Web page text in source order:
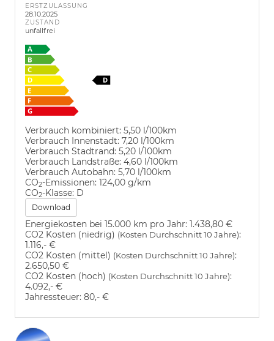
ERSTZULASSUNG
28.10.2025
ZUSTAND
unfallfrei
Verbrauch kombiniert: 5,50 l/100km
Verbrauch Innenstadt: 7,20 l/100km
Verbrauch Stadtrand: 5,20 l/100km
Verbrauch Landstraße: 4,60 l/100km
Verbrauch Autobahn: 5,70 l/100km
CO2-Emissionen: 124,00 g/km
CO2-Klasse: D
Download
Energiekosten bei 15.000 km pro Jahr: 1.438,80 €
CO2 Kosten (niedrig) (Kosten Durchschnitt 10 Jahre):
1.116,- €
CO2 Kosten (mittel) (Kosten Durchschnitt 10 Jahre):
2.650,50 €
CO2 Kosten (hoch) (Kosten Durchschnitt 10 Jahre):
4.092,- €
Jahressteuer: 80,- €